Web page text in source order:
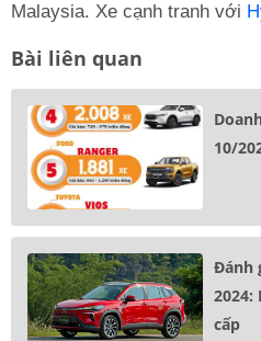
Malaysia. Xe cạnh tranh với
Bài liên quan
10/
Đánh
2024:
cấp